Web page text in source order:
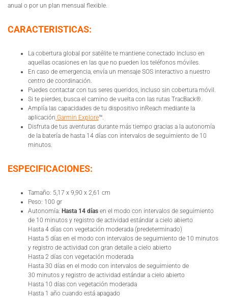
anual o por un plan mensual flexible.
CARACTERISTICAS:
La cobertura global por satélite te mantiene conectado incluso en
aquellas ocasiones en las que no pueden los teléfonos móviles.
En caso de emergencia, envía un mensaje SOS interactivo a nuestro
centro de coordinación.
Puedes contactar con tus seres queridos, incluso sin cobertura móvil.
Si te pierdes, busca el camino de vuelta con las rutas TracBack®.
Amplía las capacidades de tu dispositivo inReach mediante la
aplicación Garmin Explore™.
Disfruta de tus aventuras durante más tiempo gracias a la autonomía
de la batería de hasta 14 días con intervalos de seguimiento de 10
minutos.
ESPECIFICACIONES:
Tamaño: 5,17 x 9,90 x 2,61 cm
Peso: 100 gr
Autonomía: Hasta 14 días en el modo con intervalos de seguimiento
de 10 minutos y registro de actividad estándar a cielo abierto
Hasta 4 días con vegetación moderada (predeterminado)
Hasta 5 días en el modo con intervalos de seguimiento de 10 minutos
y registro de actividad con gran detalle a cielo abierto
Hasta 2 días con vegetación moderada
Hasta 30 días en el modo con intervalos de seguimiento de
30 minutos y registro de actividad estándar a cielo abierto
Hasta 10 días con vegetación moderada
Hasta 1 año cuando está apagado